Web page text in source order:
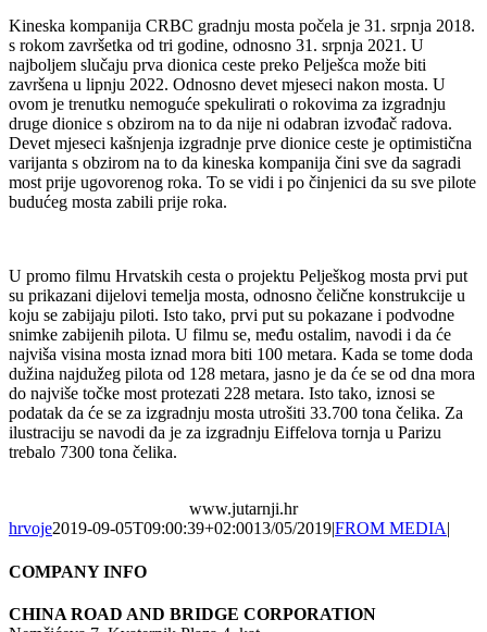
Kineska kompanija CRBC gradnju mosta počela je 31. srpnja 2018.
s rokom završetka od tri godine, odnosno 31. srpnja 2021. U
najboljem slučaju prva dionica ceste preko Pelješca može biti
završena u lipnju 2022. Odnosno devet mjeseci nakon mosta. U
ovom je trenutku nemoguće spekulirati o rokovima za izgradnju
druge dionice s obzirom na to da nije ni odabran izvođač radova.
Devet mjeseci kašnjenja izgradnje prve dionice ceste je optimistična
varijanta s obzirom na to da kineska kompanija čini sve da sagradi
most prije ugovorenog roka. To se vidi i po činjenici da su sve pilote
budućeg mosta zabili prije roka.
U promo filmu Hrvatskih cesta o projektu Pelješkog mosta prvi put
su prikazani dijelovi temelja mosta, odnosno čelične konstrukcije u
koju se zabijaju piloti. Isto tako, prvi put su pokazane i podvodne
snimke zabijenih pilota. U filmu se, među ostalim, navodi i da će
najviša visina mosta iznad mora biti 100 metara. Kada se tome doda
dužina najdužeg pilota od 128 metara, jasno je da će se od dna mora
do najviše točke most protezati 228 metara. Isto tako, iznosi se
podatak da će se za izgradnju mosta utrošiti 33.700 tona čelika. Za
ilustraciju se navodi da je za izgradnju Eiffelova tornja u Parizu
trebalo 7300 tona čelika.
www.jutarnji.hr
hrvoje2019-09-05T09:00:39+02:0013/05/2019|FROM MEDIA|
COMPANY INFO
CHINA ROAD AND BRIDGE CORPORATION